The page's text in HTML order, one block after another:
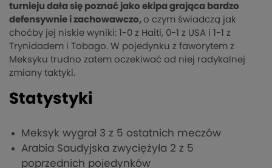
turnieju dała się poznać jako ekipa grająca bardzo
defensywnie i zachowawczo, o czym świadczą jak
choćby jej niskie wyniki: 1-0 z Haiti, 0-1 z USA i 1-1 z
Trynidadem i Tobago. W pojedynku z faworytem z
Meksyku trudno zatem oczekiwać od niej radykalnej
zmiany taktyki.
Statystyki
Meksyk wygrał 3 z 5 ostatnich meczów
Arabia Saudyjska zwyciężyła 2 z 5
poprzednich pojedynków